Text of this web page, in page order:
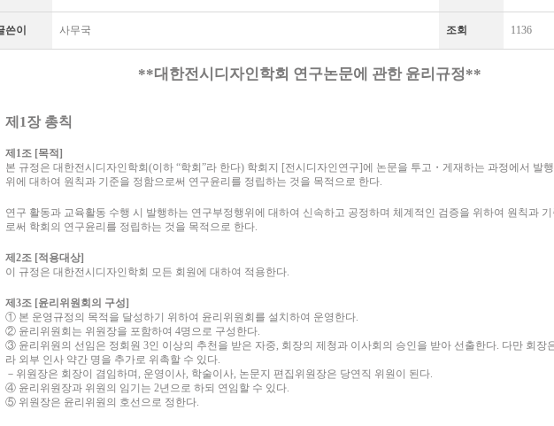
쓴이 사무국 조회 1136
**대한전시디자인학회 연구논문에 관한 윤리규정**
제 1장 총칙
제 1조 [목적]
본 규정은 대한전시디자인학회 (이하 “학회 ”라 한다) 학회지 [전시디자인연구]에 논문을 투고 ・ 게재하는 과정에서 발
위에 대하여 원칙과 기준을 정함으로써 연구윤리를 정립하는 것을 목적으로 한다.
연구 활동과 교육활동 수행 시 발행하는 연구부정행위에 대하여 신속하고 공정하며 체계적인 검증을 위하여 원칙과
로써 학회의 연구윤리를 정립하는 것을 목적으로 한다.
제 2조 [적용대상]
이 규정은 대한전시디자인학회 모든 회원에 대하여 적용한다.
제 3조 [윤리위원회의 구성]
① 본 운영규정의 목적을 달성하기 위하여 윤리위원회를 설치하여 운영한다.
② 윤리위원회는 위원장을 포함하여 4명으로 구성한다.
③ 윤리위원의 선임은 정회원 3인 이상의 추천을 받은 자중, 회장의 제청과 이사회의 승인을 받아 선출한다. 다만 회장
라 외부 인사 약간 명을 추가로 위촉할 수 있다.
－ 위원장은 회장이 겸임하며, 운영이사, 학술이사, 논문지 편집위원장은 당연직 위원이 된다.
④ 윤리위원장과 위원의 임기는 2년으로 하되 연임할 수 있다.
⑤ 위원장은 윤리위원의 호선으로 정한다.